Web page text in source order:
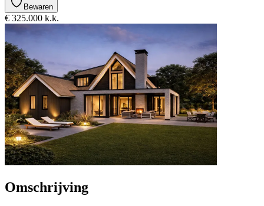
Bewaren
€ 325.000 k.k.
Omschrijving